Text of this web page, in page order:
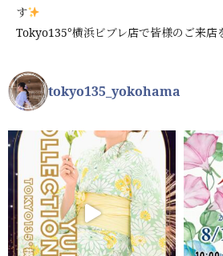
す
Tokyo135°横浜ビブレ店で皆様のご来
tokyo135_yokohama